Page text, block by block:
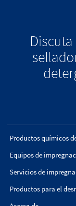
Productos químicos
Equipos de
Servicios de
Productos para el